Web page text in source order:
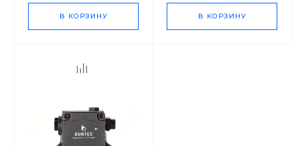
В КОРЗИНУ В КОРЗИНУ